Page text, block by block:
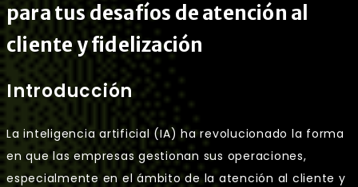
para tus desafíos de atención al
cliente y fidelización
Introducción
La inteligencia artificial (IA) ha revolucionado la forma
en que las empresas gestionan sus operaciones,
especialmente en el ámbito de la atención al cliente y